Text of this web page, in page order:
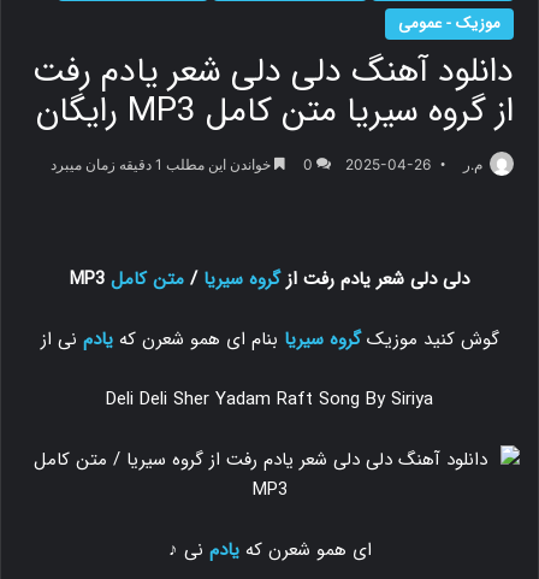
موزیک - عمومی
دانلود آهنگ دلی دلی شعر یادم رفت
از گروه سیریا متن کامل MP3 رایگان
م.ر 2025-04-26
0 خواندن این مطلب 1 دقیقه زمان میبرد
دلی دلی شعر یادم رفت ازگروه سیریا / متن کامل
گوش کنید موزیکگروه سیریا بنام ای همو شعرن کهیادم نی از
Deli Deli Sher Yadam Raft Song By Siriya
ای همو شعرن کهیادم نی ♪